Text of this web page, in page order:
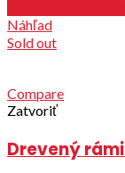
Náhľad
Sold out
Compare
Zatvoriť
Drevený